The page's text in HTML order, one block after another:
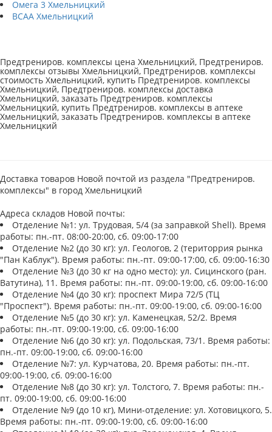
Омега 3 Хмельницкий
BCAA Хмельницкий
Предтрениров. комплексы цена Хмельницкий, Предтрениров.
комплексы отзывы Хмельницкий, Предтрениров. комплексы
стоимость Хмельницкий, купить Предтрениров. комплексы
Хмельницкий, Предтрениров. комплексы доставка
Хмельницкий, заказать Предтрениров. комплексы
Хмельницкий, купить Предтрениров. комплексы в аптеке
Хмельницкий, заказать Предтрениров. комплексы в аптеке
Хмельницкий
Доставка товаров Новой почтой из раздела "Предтрениров.
комплексы" в город Хмельницкий
Адреса складов Новой почты:
Отделение №1: ул. Трудовая, 5/4 (за заправкой Shell). Время
работы: пн.-пт. 08:00-20:00, сб. 09:00-17:00
Отделение №2 (до 30 кг): ул. Геологов, 2 (територрия рынка
"Пан Каблук"). Время работы: пн.-пт. 09:00-17:00, сб. 09:00-16:30
Отделение №3 (до 30 кг на одно место): ул. Сицинского (ран.
Ватутина), 11. Время работы: пн.-пт. 09:00-19:00, сб. 09:00-16:00
Отделение №4 (до 30 кг): проспект Мира 72/5 (ТЦ
"Проспект"). Время работы: пн.-пт. 09:00-19:00, сб. 09:00-16:00
Отделение №5 (до 30 кг): ул. Каменецкая, 52/2. Время
работы: пн.-пт. 09:00-19:00, сб. 09:00-16:00
Отделение №6 (до 30 кг): ул. Подольская, 73/1. Время работы:
пн.-пт. 09:00-19:00, сб. 09:00-16:00
Отделение №7: ул. Курчатова, 20. Время работы: пн.-пт.
09:00-19:00, сб. 09:00-16:00
Отделение №8 (до 30 кг): ул. Толстого, 7. Время работы: пн.-
пт. 09:00-19:00, сб. 09:00-16:00
Отделение №9 (до 10 кг), Мини-отделение: ул. Хотовицкого, 5.
Время работы: пн.-пт. 09:00-19:00, сб. 09:00-16:00